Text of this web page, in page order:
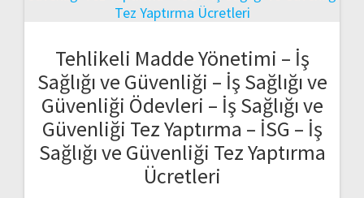
Tehlikeli Madde Yönetimi – İş
Sağlığı ve Güvenliği – İş Sağlığı ve
Güvenliği Ödevleri – İş Sağlığı ve
Güvenliği Tez Yaptırma – İSG – İş
Sağlığı ve Güvenliği Tez Yaptırma
Ücretleri